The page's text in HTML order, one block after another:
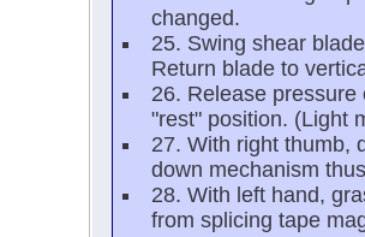
changed.
25. Swing shear
Return blade to
26. Release
"rest" position. (Light
27. With right thumb,
down mechanism
28. With left hand,
from splicing tape